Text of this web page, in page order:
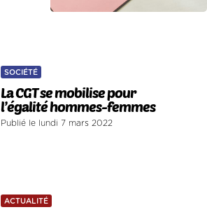
SOCIÉTÉ
La CGT se mobilise pour
l’égalité hommes-femmes
Publié le lundi 7 mars 2022
ACTUALITÉ